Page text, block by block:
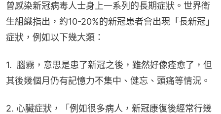
曾感染新冠病毒人士身上一系列的長期症狀。世界衛
生組織指出，約10-20%的新冠患者會出現「長新冠」
症狀，例如以下幾大類：
1.  腦霧，意思是患了新冠之後，雖然好像痊愈了，但
其後幾個月仍有記憶力不集中、健忘、頭痛等情況。
2. 心臟症狀，「例如很多病人，新冠康復後經常行幾